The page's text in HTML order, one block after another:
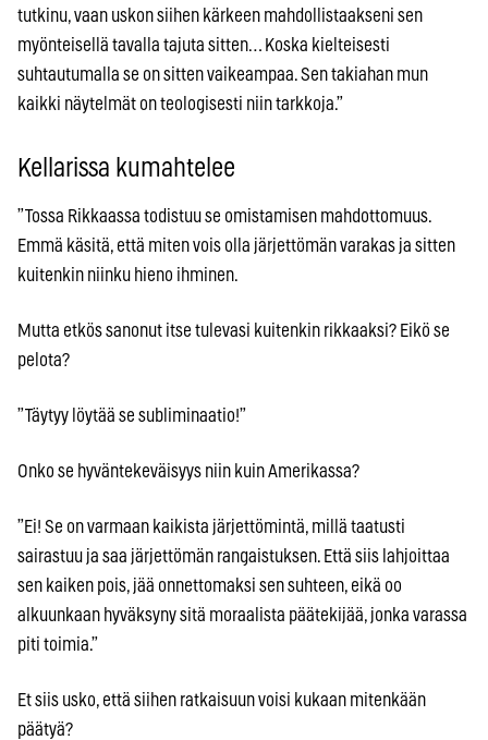
tutkinu, vaan uskon siihen kärkeen mahdollistaakseni sen
myönteisellä tavalla tajuta sitten… Koska kielteisesti
suhtautumalla se on sitten vaikeampaa. Sen takiahan mun
kaikki näytelmät on teologisesti niin tarkkoja.”
Kellarissa kumahtelee
”Tossa Rikkaassa todistuu se omistamisen mahdottomuus.
Emmä käsitä, että miten vois olla järjettömän varakas ja sitten
kuitenkin niinku hieno ihminen.
Mutta etkös sanonut itse tulevasi kuitenkin rikkaaksi? Eikö se
pelota?
”Täytyy löytää se subliminaatio!”
Onko se hyväntekeväisyys niin kuin Amerikassa?
”Ei! Se on varmaan kaikista järjettömintä, millä taatusti
sairastuu ja saa järjettömän rangaistuksen. Että siis lahjoittaa
sen kaiken pois, jää onnettomaksi sen suhteen, eikä oo
alkuunkaan hyväksyny sitä moraalista päätekijää, jonka varassa
piti toimia.”
Et siis usko, että siihen ratkaisuun voisi kukaan mitenkään
päätyä?